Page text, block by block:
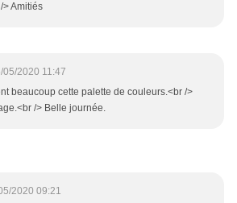
> Amitiés
05/2020 11:47
beaucoup cette palette de couleurs.<br />
/> Belle journée.
2020 09:21